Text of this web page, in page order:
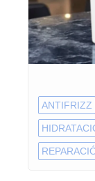
ANTIFRIZZ